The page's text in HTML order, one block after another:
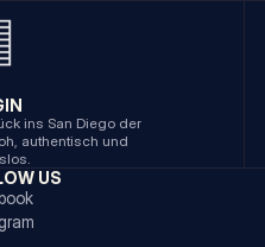
ins San Diego der
authentisch und
US